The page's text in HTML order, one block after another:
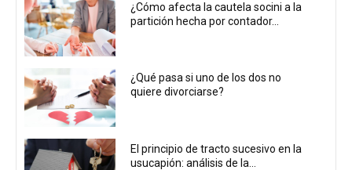
¿Cómo afecta la cautela socini a la
partición hecha por contador...
¿Qué pasa si uno de los dos no
quiere divorciarse?
El principio de tracto sucesivo en la
usucapión: análisis de la...